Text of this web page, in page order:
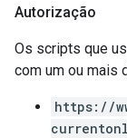
Autorização
Os scripts que
com um ou mais
https://